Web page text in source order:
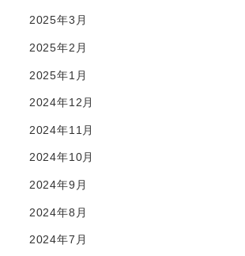
2025年3月
2025年2月
2025年1月
2024年12月
2024年11月
2024年10月
2024年9月
2024年8月
2024年7月